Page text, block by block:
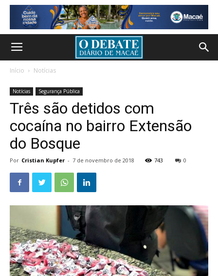
Início Notícias
Notícias Segurança Pública
Três são detidos com
cocaína no bairro Extensão
do Bosque
Por Cristian Kupfer - 7 de novembro de 2018 743 0